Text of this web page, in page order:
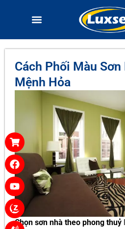
Cách Phối Màu
Mệnh Hỏa
Chọn sơn nhà theo phong thuỷ